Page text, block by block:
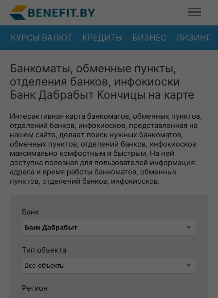
КУРСЫ ВАЛЮТ КРЕДИТЫ БИЗНЕС ЛИЗИНГ
Банкоматы, обменные пункты,
отделения банков, инфокиоски
Банк Дабрабыт Кончицы на карте
Интерактивная карта банкоматов, обменных пунктов,
отделений банков, инфокиосков, представленная на
нашем сайте, делает поиск нужных банкоматов,
обменных пунктов, отделений банков, инфокиосков
максимально комфортным и быстрым. На ней
доступна полезная для пользователей информация:
адреса и время работы банкоматов, обменных
пунктов, отделений банков, инфокиосков.
Банк
Тип объекта
Регион